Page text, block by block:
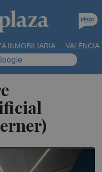
INMOBILIARIA VALÈNCIA